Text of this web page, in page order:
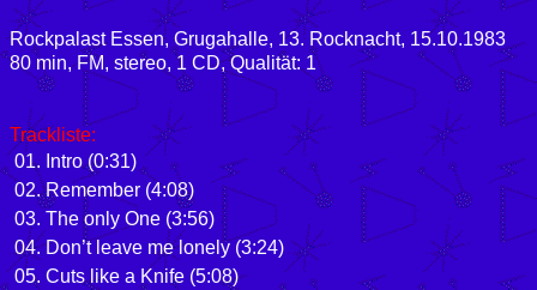
Rockpalast Essen, Grugahalle, 13. Rocknacht, 15.10.1983
80 min, FM, stereo, 1 CD, Qualität: 1
Trackliste:
01. Intro (0:31)
02. Remember (4:08)
03. The only One (3:56)
04. Don’t leave me lonely (3:24)
05. Cuts like a Knife (5:08)